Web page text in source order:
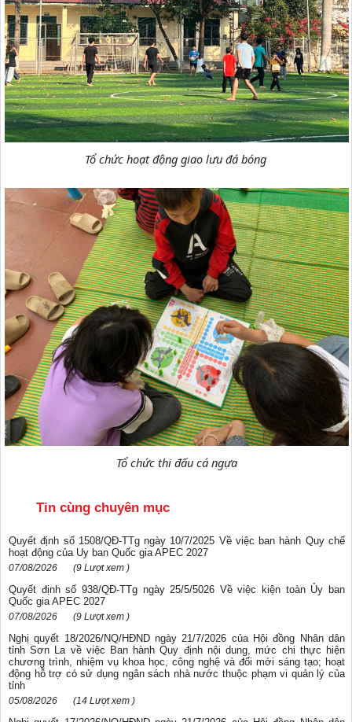
Tổ chức hoạt động giao lưu đá bóng
Tổ chức thi đấu cá ngựa
Tin cùng chuyên mục
Quyết định số 1508/QĐ-TTg ngày 10/7/2025 Về việc ban hành Quy chế
hoạt động của Uy ban Quốc gia AРЕС 2027
07/08/2026 (9 Lượt xem )
Quyết định số 938/QĐ-TTg ngày 25/5/5026 Về việc kiện toàn Ủy ban
Quốc gia APEС 2027
07/08/2026 (9 Lượt xem )
Nghị quyết 18/2026/NQ/HĐND ngày 21/7/2026 của Hội đồng Nhân dân
tỉnh Sơn La về việc Ban hành Quy định nội dung, mức chi thực hiện
chương trình, nhiệm vụ khoa học, công nghệ và đối mới sáng tạo; hoạt
động hỗ trợ có sử dụng ngân sách nhà nước thuộc phạm vi quản lý của
tỉnh
05/08/2026 (14 Lượt xem )